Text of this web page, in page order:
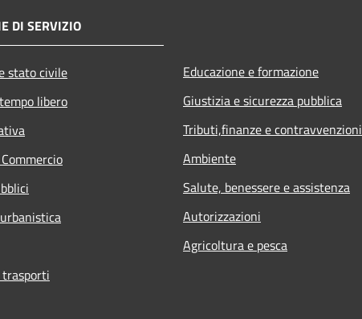
DI SERVIZIO
stato civile
libero
Educazione e formazione
Giustizia e sicurezza pubblica
Tributi,finanze e contravvenzioni
Ambiente
Salute, benessere e assistenza
Autorizzazioni
Agricoltura e pesca